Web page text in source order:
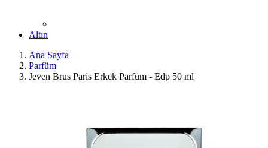
Altın
Ana Sayfa
Parfüm
Jeven Brus Paris Erkek Parfüm - Edp 50 ml